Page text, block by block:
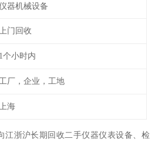
器机械设备
门回收
1个小时内
工厂，企业，工地
上海
江浙沪长期回收二手仪器仪表设备、检